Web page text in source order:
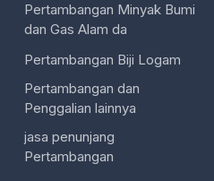
Pertambangan Minyak Bumi
dan Gas Alam da
Pertambangan Biji Logam
Pertambangan dan
Penggalian lainnya
jasa penunjang
Pertambangan